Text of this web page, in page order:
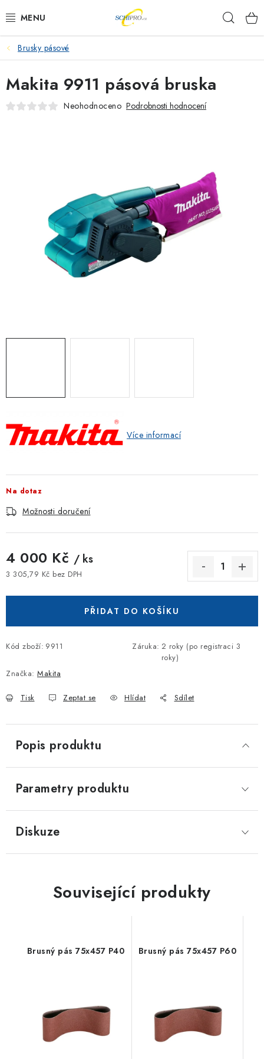
na
AKU NÁŘADÍ
ELEKTRICKÉ NÁŘADÍ
PŘÍSLUŠENSTVÍ
ZAHRADNÍ TECHNIKA
PRACOVNÍ STOLY
ZNAČKOVACÍ SPREJE
Moje objednávka / odstoupení od smlouvy
Brusky pásové
Více informací
Na dotaz
Možnosti doručení
4 000 Kč / ks
3 305,79 Kč bez DPH
PŘIDAT DO KOŠÍKU
Kód zboží: 9911 Záruka: 2 roky (po registraci 3
roky)
Značka: Makita
Tisk Zeptat se Hlídat Sdílet
Makita 9911 pásová bruska
Neohodnoceno Podrobnosti hodnocení
Popis produktu
Parametry produktu
Diskuze
Související produkty
Brusný pás 75x457 P40 Brusný pás 75x457 P60